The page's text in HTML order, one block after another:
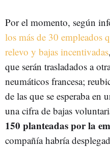
Por el momento, según
los más de 30 empleados
relevo y bajas incentivadas
que serán trasladados a
neumáticos francesa;
de las que se esperaba
una cifra de bajas
150 planteadas por la
compañía habría